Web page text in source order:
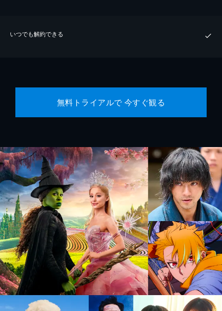
いつでも解約できる
無料トライアルで 今すぐ観る